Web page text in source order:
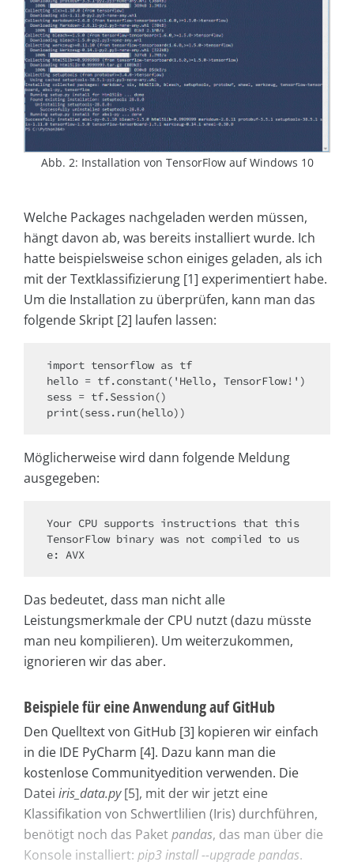
Abb. 2: Installation von TensorFlow auf Windows 10
Welche Packages nachgeladen werden müssen,
hängt davon ab, was bereits installiert wurde. Ich
hatte beispielsweise schon einiges geladen, als ich
mit der Textklassifizierung [1] experimentiert habe.
Um die Installation zu überprüfen, kann man das
folgende Skript [2] laufen lassen:
import tensorflow as tf
hello = tf.constant('Hello, TensorFlow!')
sess = tf.Session()
print(sess.run(hello))
Möglicherweise wird dann folgende Meldung
ausgegeben:
Your CPU supports instructions that this
TensorFlow binary was not compiled to us
e: AVX
Das bedeutet, dass man nicht alle
Leistungsmerkmale der CPU nutzt (dazu müsste
man neu kompilieren). Um weiterzukommen,
ignorieren wir das aber.
Beispiele für eine Anwendung auf GitHub
Den Quelltext von GitHub [3] kopieren wir einfach
in die IDE PyCharm [4]. Dazu kann man die
kostenlose Communityedition verwenden. Die
Datei iris_data.py[5], mit der wir jetzt eine
Klassifikation von Schwertlilien (Iris) durchführen,
benötigt noch das Paketpandas, das man über die
Konsole installiert: pip3 install --upgrade pandas.